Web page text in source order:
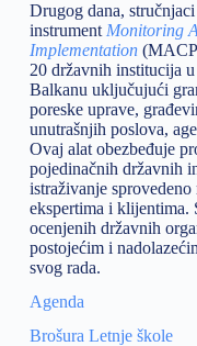
Drugog dana,
instrument Monitoring
Implementation
20 državnih institucija
Balkanu uključujući
poreske uprave,
unutrašnjih poslova,
Ovaj alat obezbeđuje
pojedinačnih državnih
istraživanje
ekspertima i
ocenjenih državnih
postojećim i
svog rada.
Agenda
Brošura Letnje škole